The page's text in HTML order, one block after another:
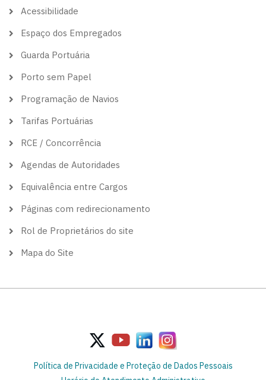
Acessibilidade
Espaço dos Empregados
Guarda Portuária
Porto sem Papel
Programação de Navios
Tarifas Portuárias
RCE / Concorrência
Agendas de Autoridades
Equivalência entre Cargos
Páginas com redirecionamento
Rol de Proprietários do site
Mapa do Site
Política de Privacidade e Proteção de Dados Pessoais